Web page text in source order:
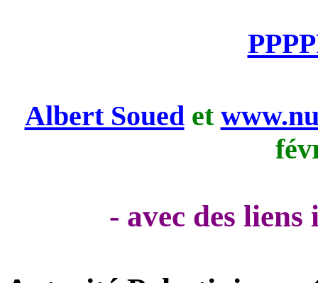
Albert Souedet
- avec des